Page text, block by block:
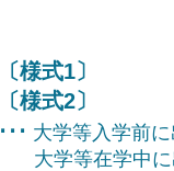
〔様式1〕
〔様式2〕
​･･･ 大学等入学前に
大学等在学中